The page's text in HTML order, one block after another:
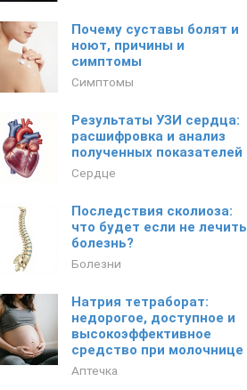
Почему суставы болят и
ноют, причины и
симптомы
Симптомы
Результаты УЗИ сердца:
расшифровка и анализ
полученных показателей
Сердце
Последствия сколиоза:
что будет если не лечить
болезнь?
Болезни
Натрия тетраборат:
недорогое, доступное и
высокоэффективное
средство при молочнице
Аптечка